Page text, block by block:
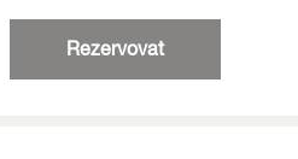
Rezervovat